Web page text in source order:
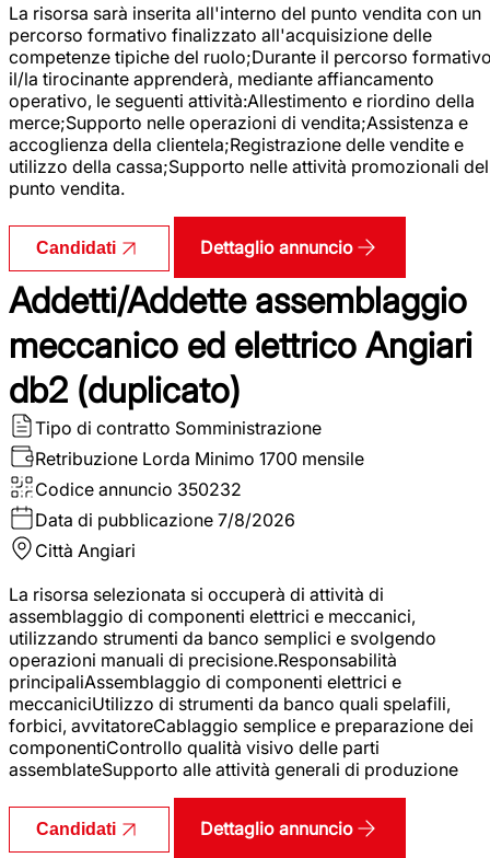
La risorsa sarà inserita all'interno del punto vendita con un
percorso formativo finalizzato all'acquisizione delle
competenze tipiche del ruolo;Durante il percorso
il/la tirocinante apprenderà, mediante affiancamento
operativo, le seguenti attività:Allestimento e riordino della
merce;Supporto nelle operazioni di vendita;Assistenza e
accoglienza della clientela;Registrazione delle vendite e
utilizzo della cassa;Supporto nelle attività promozionali del
punto vendita.
Candidati Dettaglio annuncio
Addetti/Addette assemblaggio
meccanico ed elettrico Angiari
db2 (duplicato)
Tipo di contratto Somministrazione
Retribuzione Lorda Minimo 1700 mensile
Codice annuncio 350232
Data di pubblicazione 7/8/2026
Città Angiari
La risorsa selezionata si occuperà di attività di
assemblaggio di componenti elettrici e meccanici,
utilizzando strumenti da banco semplici e svolgendo
operazioni manuali di precisione.Responsabilità
principaliAssemblaggio di componenti elettrici e
meccaniciUtilizzo di strumenti da banco quali spelafili,
forbici, avvitatoreCablaggio semplice e preparazione dei
componentiControllo qualità visivo delle parti
assemblateSupporto alle attività generali di produzione
Candidati Dettaglio annuncio